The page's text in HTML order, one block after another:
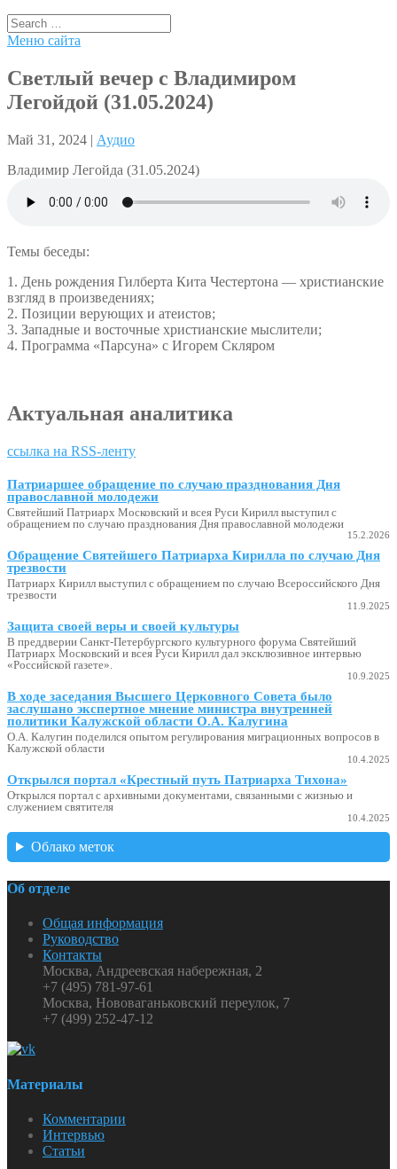
Меню сайта
Светлый вечер с Владимиром
Легойдой (31.05.2024)
Май 31, 2024 | Аудио
Владимир Легойда (31.05.2024)
Темы беседы:
1. День рождения Гилберта Кита Честертона — христианские
взгляд в произведениях;
2. Позиции верующих и атеистов;
3. Западные и восточные христианские мыслители;
4. Программа «Парсуна» с Игорем Скляром
Актуальная аналитика
ссылка на RSS-ленту
Патриаршее обращение по случаю празднования Дня
православной молодежи
Святейший Патриарх Московский и всея Руси Кирилл выступил с
обращением по случаю празднования Дня православной молодежи
15.2.2026
Обращение Святейшего Патриарха Кирилла по случаю Дня
трезвости
Патриарх Кирилл выступил с обращением по случаю Всероссийского Дня
трезвости
11.9.2025
Защита своей веры и своей культуры
В преддверии Санкт-Петербургского культурного форума Святейший
Патриарх Московский и всея Руси Кирилл дал эксклюзивное интервью
«Российской газете».
10.9.2025
В ходе заседания Высшего Церковного Совета было
заслушано экспертное мнение министра внутренней
политики Калужской области О.А. Калугина
О.А. Калугин поделился опытом регулирования миграционных вопросов в
Калужской области
10.4.2025
Открылся портал «Крестный путь Патриарха Тихона»
Открылся портал с архивными документами, связанными с жизнью и
служением святителя
10.4.2025
Облако меток
Об отделе
Общая информация
Руководство
Контакты
Москва, Андреевская набережная, 2
+7 (495) 781-97-61
Москва, Нововаганьковский переулок, 7
+7 (499) 252-47-12
Материалы
Комментарии
Интервью
Статьи